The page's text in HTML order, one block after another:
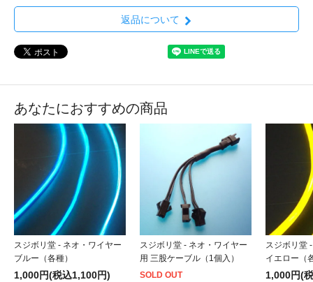
返品について
あなたにおすすめの商品
スジボリ堂 - ネオ・ワイヤー
ブルー（各種）
1,000円(税込1,100円)
スジボリ堂 - ネオ・ワイヤー
用 三股ケーブル（1個入）
SOLD OUT
スジボリ堂
イエロー（
1,000円(